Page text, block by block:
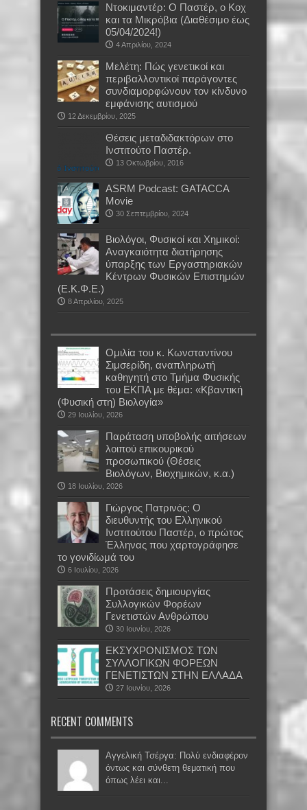
Ντοκιμαντέρ: Ο Παστέρ, ο Κοχ
και τα Μικρόβια (Διαθέσιμο έως
05/04/2024!)
4 Απριλίου, 2024
Μελέτη: Πώς γενετικοί και
περιβαλλοντικοί παράγοντες
συνδιαμορφώνουν τον κίνδυνο
εμφάνισης αυτισμού
12 Δεκεμβρίου, 2025
Θέσεις μεταδιδακτόρων στο
Ινστιτούτο Παστέρ.
13 Οκτωβρίου, 2016
ASRM Podcast: GATACCA
Movie
30 Σεπτεμβρίου, 2024
Βιολόγοι, Φυσικοί και Χημικοί:
Αναγκαιότητα διατήρησης
ύπαρξης των Εργαστηριακών
Κέντρων Φυσικών Επιστημών
(Ε.Κ.Φ.Ε.)
8 Απριλίου, 2025
Oμιλία του κ. Κωνσταντίνου
Σιμσερίδη, αναπληρωτή
καθηγητή στο Τμήμα Φυσικής
του ΕΚΠΑ με θέμα: «Κβαντική
(Φυσική στη) Βιολογία»
29 Ιουλίου, 2026
Παράταση υποβολής αιτήσεων
λοιπού επικουρικού
προσωπικού (Θέσεις
Βιολόγων, Βιοχημικών, κ.α.)
18 Ιουλίου, 2026
Γιώργος Πατρινός: Ο
διευθυντής του Ελληνικού
Ινστιτούτου Παστέρ, ο πρώτος
Έλληνας που χαρτογράφησε
το γονιδίωμά του
6 Ιουλίου, 2026
Προτάσεις δημιουργίας
Συλλογικών Φορέων
Γενετιστών Ανθρώπου
30 Ιουνίου, 2026
EKΣΥΧΡΟΝΙΣΜΟΣ ΤΩΝ
ΣΥΛΛΟΓΙΚΩΝ ΦΟΡΕΩΝ
ΓΕΝΕΤΙΣΤΩΝ ΣΤΗΝ ΕΛΛΑΔΑ
27 Ιουνίου, 2026
RECENT COMMENTS
Αγγελική Τσέργα: Πολύ ενδιαφέρον
όντως και σύνθετη θεματική που
όπως λέει και...